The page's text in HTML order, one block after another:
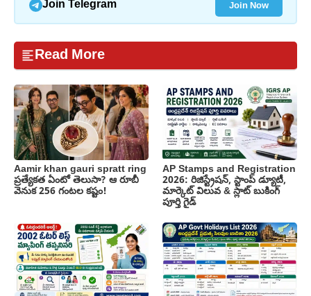
Join Telegram Join Now
Read More
Aamir khan gauri spratt ring
ప్రత్యేకత ఏంటో తెలుసా? ఆ రూబీ
వెనుక 256 గంటల కష్టం!
AP Stamps and Registration
2026: రిజిస్ట్రేషన్, స్టాంప్ డ్యూటీ,
మార్కెట్ విలువ & స్లాట్ బుకింగ్
పూర్తి గైడ్